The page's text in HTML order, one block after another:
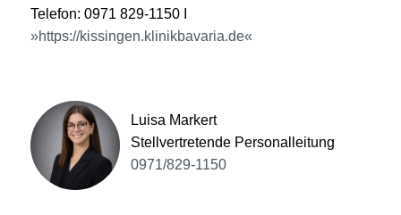
Telefon: 0971 829-1150 I
https://kissingen.klinikbavaria.de
Luisa Markert
Stellvertretende Personalleitung
0971/829-1150